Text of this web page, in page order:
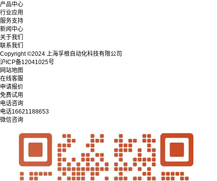
产品中心
行业应用
服务支持
新闻中心
关于我们
联系我们
Copyright ©2024 上海孚根自动化科技有限公司
沪ICP备12041025号
网站地图
在线客服
申请报价
免费试用
电话咨询
电话16621188653
微信咨询